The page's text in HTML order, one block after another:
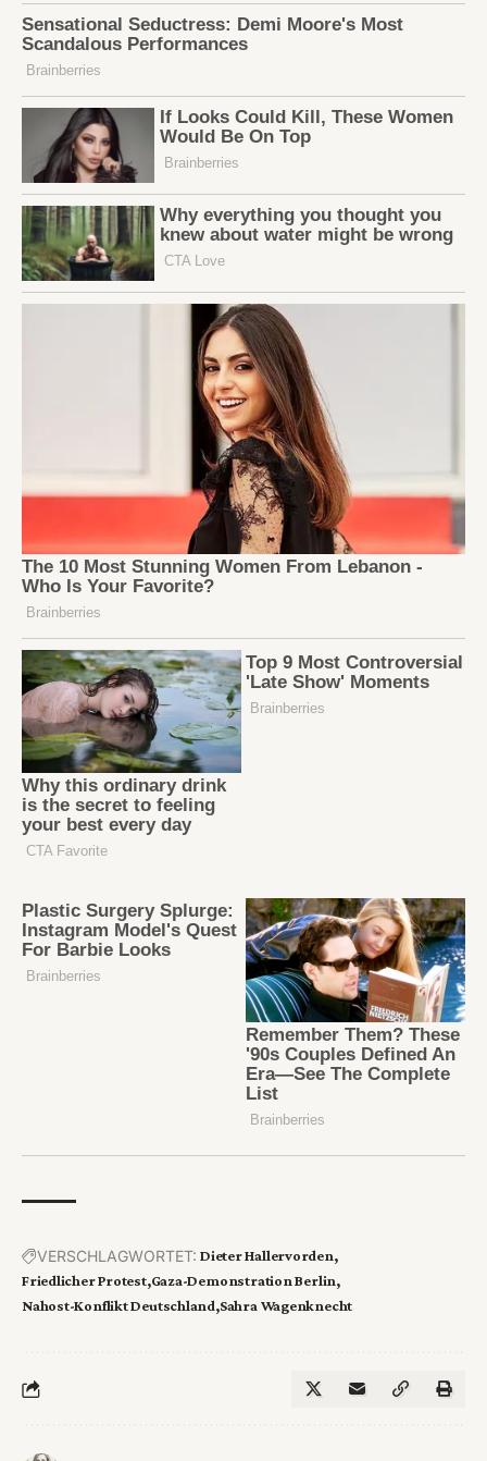
VERSCHLAGWORTET: Dieter Hallervorden
Friedlicher Protest Gaza-Demonstration Berlin
Nahost-Konflikt Deutschland Sahra Wagenknecht